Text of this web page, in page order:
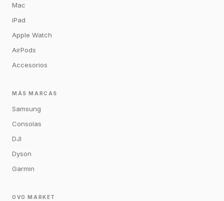
Mac
iPad
Apple Watch
AirPods
Accesorios
MÁS MARCAS
Samsung
Consolas
DJI
Dyson
Garmin
OVO MARKET